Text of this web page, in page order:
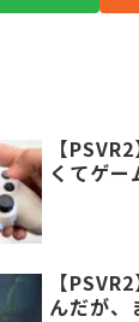
【
くてゲー
【
んだが